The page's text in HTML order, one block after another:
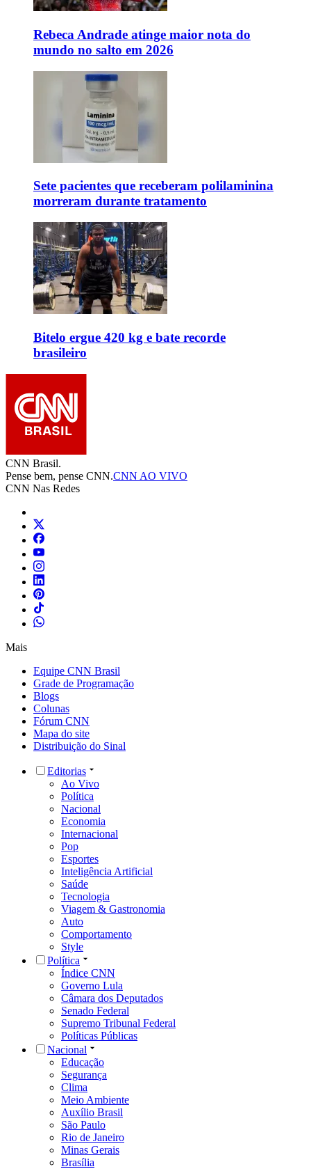
Rebeca Andrade atinge maior nota do
mundo no salto em 2026
Sete pacientes que receberam polilaminina
morreram durante tratamento
Bitelo ergue 420 kg e bate recorde
brasileiro
CNN Brasil.
Pense bem, pense CNN.CNN AO VIVO
CNN Nas Redes
Mais
Equipe CNN Brasil
Grade de Programação
Blogs
Colunas
Fórum CNN
Mapa do site
Distribuição do Sinal
Editorias
Ao Vivo
Política
Nacional
Economia
Internacional
Pop
Esportes
Inteligência Artificial
Saúde
Tecnologia
Viagem & Gastronomia
Auto
Comportamento
Style
Política
Índice CNN
Governo Lula
Câmara dos Deputados
Senado Federal
Supremo Tribunal Federal
Políticas Públicas
Nacional
Educação
Segurança
Clima
Meio Ambiente
Auxílio Brasil
São Paulo
Rio de Janeiro
Minas Gerais
Brasília